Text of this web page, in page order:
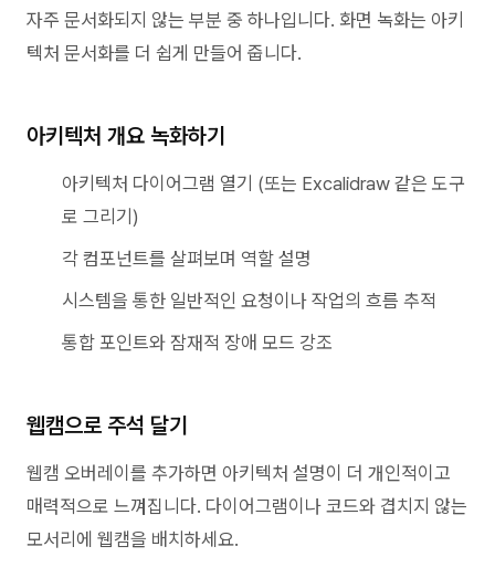
자주 문서화되지 않는 부분 중 하나입니다. 화면 녹화는 아키
텍처 문서화를 더 쉽게 만들어 줍니다.
아키텍처 개요 녹화하기
아키텍처 다이어그램 열기 (또는 Excalidraw 같은 도구
로 그리기)
각 컴포넌트를 살펴보며 역할 설명
시스템을 통한 일반적인 요청이나 작업의 흐름 추적
통합 포인트와 잠재적 장애 모드 강조
웹캠으로 주석 달기
웹캠 오버레이를 추가하면 아키텍처 설명이 더 개인적이고
매력적으로 느껴집니다. 다이어그램이나 코드와 겹치지 않는
모서리에 웹캠을 배치하세요.